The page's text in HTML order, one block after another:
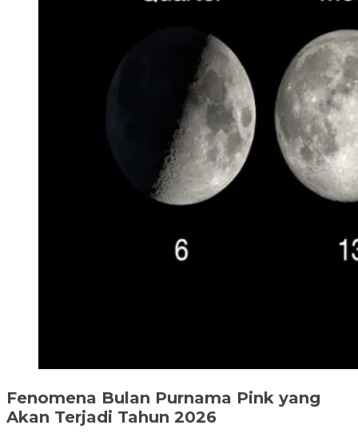
Fenomena Bulan Purnama Pink yang
Akan Terjadi Tahun 2026